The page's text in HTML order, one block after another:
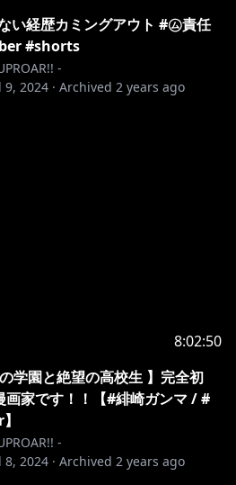
い経歴カミングアウト #㋰責任
#shorts
-
9, 2024 · Archived 2 years ago
8:02:50
学園と絶望の高校生 】完全初
画家です！！【#緋崎ガンマ / #
-
8, 2024 · Archived 2 years ago